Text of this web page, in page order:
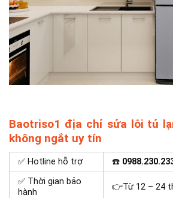
Baotriso1 địa chỉ sửa lỗi tủ
không ngắt uy tín
✅ Hotline hỗ trợ ☎️
✅ Thời gian bảo
hành
👉Từ 12 – 24